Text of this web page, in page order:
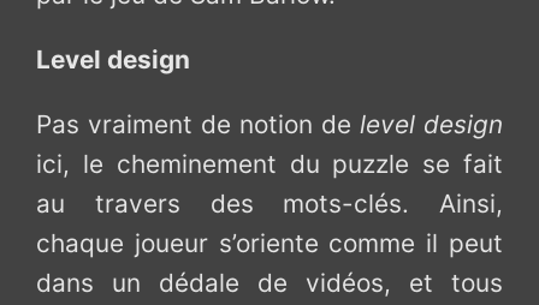
Level design
Pas vraiment de notion de level design
ici, le cheminement du puzzle se fait
au travers des mots-clés. Ainsi,
chaque joueur s’oriente comme il peut
dans un dédale de vidéos, et tous